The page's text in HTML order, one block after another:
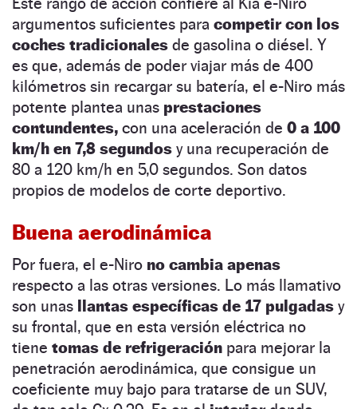
argumentos suficientes para competir con los
coches tradicionales de gasolina o diésel. Y
es que, además de poder viajar más de 400
kilómetros sin recargar su batería, el e-Niro más
potente plantea unas prestaciones
contundentes, con una aceleración de 0 a 100
km/h en 7,8 segundos y una recuperación de
80 a 120 km/h en 5,0 segundos. Son datos
propios de modelos de corte deportivo.
Buena aerodinámica
Por fuera, el e-Niro no cambia apenas
respecto a las otras versiones. Lo más llamativo
son unas llantas específicas de 17 pulgadas y
su frontal, que en esta versión eléctrica no
tiene tomas de refrigeración para mejorar la
penetración aerodinámica, que consigue un
coeficiente muy bajo para tratarse de un SUV,